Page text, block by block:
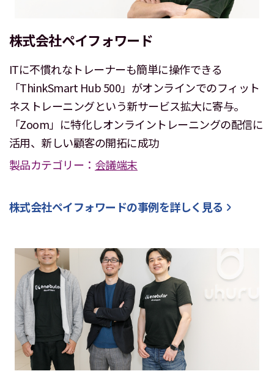
株式会社ペイフォワード
ITに不慣れなトレーナーも簡単に操作できる
「ThinkSmart Hub 500」がオンラインでのフィット
ネストレーニングという新サービス拡大に寄与。
「Zoom」に特化しオンライントレーニングの配信に
活用、新しい顧客の開拓に成功
製品カテゴリー： 会議端末
株式会社ペイフォワードの事例を詳しく見る